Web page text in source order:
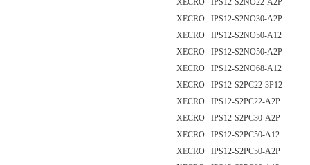
XECRO IPS12-S2NO22-A2P
XECRO IPS12-S2NO30-A2P
XECRO IPS12-S2NO50-A12
XECRO IPS12-S2NO50-A2P
XECRO IPS12-S2NO68-A12
XECRO IPS12-S2PC22-3P12
XECRO IPS12-S2PC22-A2P
XECRO IPS12-S2PC30-A2P
XECRO IPS12-S2PC50-A12
XECRO IPS12-S2PC50-A2P